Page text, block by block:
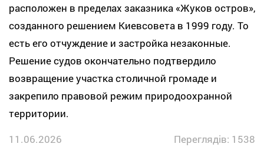
расположен в пределах заказника «Жуков остров»,
созданного решением Киевсовета в 1999 году. То
есть его отчуждение и застройка незаконные.
Решение судов окончательно подтвердило
возвращение участка столичной громаде и
закрепило правовой режим природоохранной
территории.
11.06.2026
Переглядів: 1538